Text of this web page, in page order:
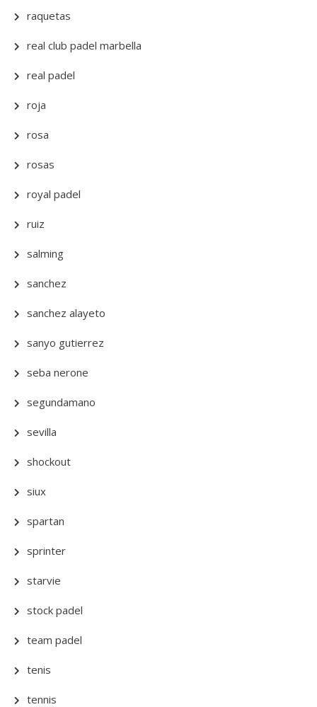
raquetas
real club padel marbella
real padel
roja
rosa
rosas
royal padel
ruiz
salming
sanchez
sanchez alayeto
sanyo gutierrez
seba nerone
segundamano
sevilla
shockout
siux
spartan
sprinter
starvie
stock padel
team padel
tenis
tennis